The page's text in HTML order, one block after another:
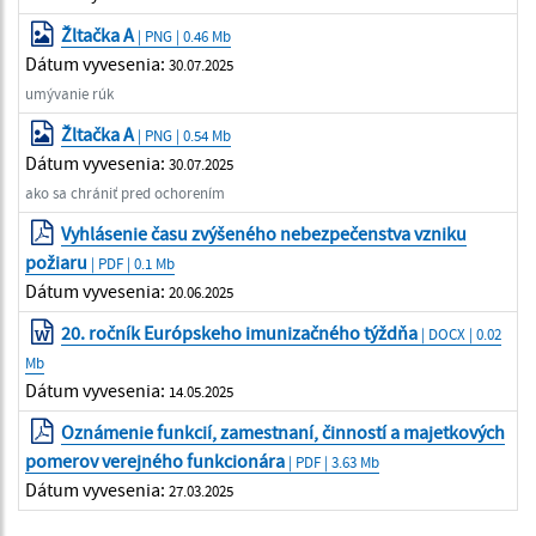
Žltačka A | PNG | 0.46 Mb
Dátum vyvesenia: 30.07.2025
umývanie rúk
Žltačka A | PNG | 0.54 Mb
Dátum vyvesenia: 30.07.2025
ako sa chrániť pred ochorením
Vyhlásenie času zvýšeného nebezpečenstva vzniku
požiaru | PDF | 0.1 Mb
Dátum vyvesenia: 20.06.2025
20. ročník Európskeho imunizačného týždňa | DOCX | 0.02
Mb
Dátum vyvesenia: 14.05.2025
Oznámenie funkcií, zamestnaní, činností a majetkových
pomerov verejného funkcionára | PDF | 3.63 Mb
Dátum vyvesenia: 27.03.2025